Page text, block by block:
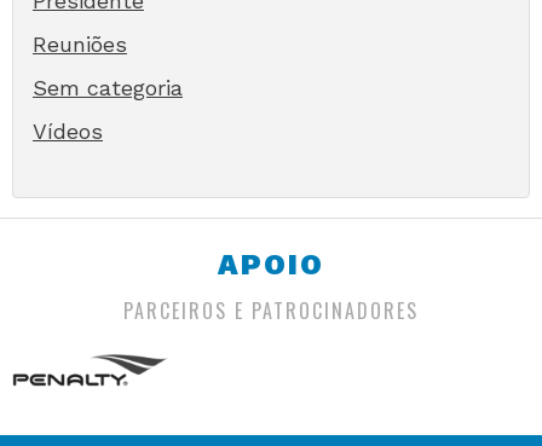
Reuniões
Sem categoria
Vídeos
APOIO
PARCEIROS E PATROCINADORES